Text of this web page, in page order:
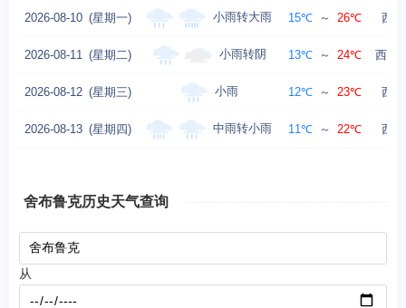
2026-08-10 (星期一) 小雨转大雨 15℃ ～ 26℃ 西
2026-08-11 (星期二) 小雨转阴 13℃ ～ 24℃ 西北
2026-08-12 (星期三) 小雨 12℃ ～ 23℃ 西
2026-08-13 (星期四) 中雨转小雨 11℃ ～ 22℃ 西
舍布鲁克历史天气查询
从